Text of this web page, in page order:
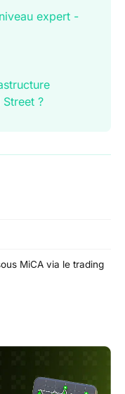
expert -
?
MiCA via le trading